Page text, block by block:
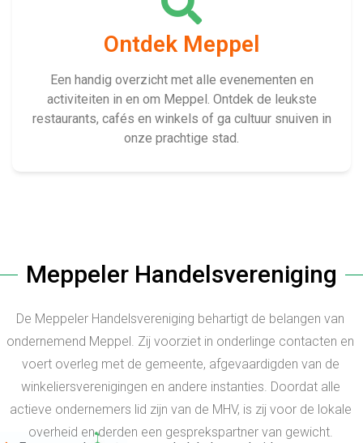
Ontdek Meppel
Een handig overzicht met alle evenementen en
activiteiten in en om Meppel. Ontdek de leukste
restaurants, cafés en winkels of ga cultuur snuiven in
onze prachtige stad.
Meppeler Handelsvereniging
De Meppeler Handelsvereniging behartigt de belangen van
ondernemend Meppel. Zij voorziet in onderlinge contacten en
voert overleg met de gemeente, afgevaardigden van de
winkeliersverenigingen en andere instanties. Doordat alle
actieve ondernemers lid zijn van de MHV, is zij voor de lokale
overheid en derden een gesprekspartner van gewicht.